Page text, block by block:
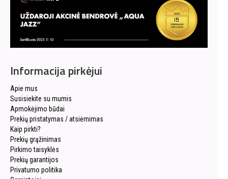
Informacija pirkėjui
Apie mus
Susisiekite su mumis
Apmokėjimo būdai
Prekių pristatymas / atsiėmimas
Kaip pirkti?
Prekių grąžinimas
Pirkimo taisyklės
Prekių garantijos
Privatumo politika